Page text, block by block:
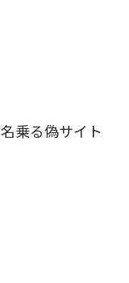
乗る偽サイト